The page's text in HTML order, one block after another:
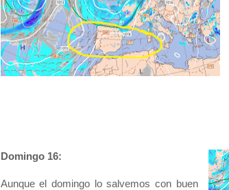
Domingo 16:
Aunque el domingo lo salvemos con buen